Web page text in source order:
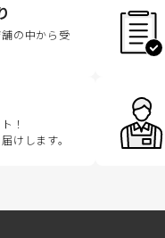
の中から受
！
けします。